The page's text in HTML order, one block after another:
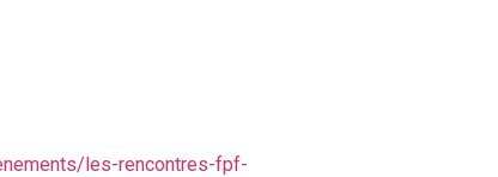
les-rencontres-fpf-